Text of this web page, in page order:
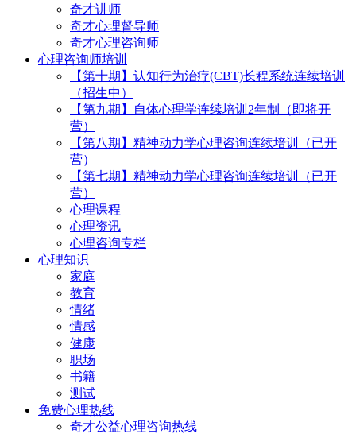
奇才讲师
奇才心理督导师
奇才心理咨询师
心理咨询师培训
【第十期】认知行为治疗(CBT)长程系统连续培训
（招生中）
【第九期】自体心理学连续培训2年制（即将开
营）
【第八期】精神动力学心理咨询连续培训（已开
营）
【第七期】精神动力学心理咨询连续培训（已开
营）
心理课程
心理资讯
心理咨询专栏
心理知识
家庭
教育
情绪
情感
健康
职场
书籍
测试
免费心理热线
奇才公益心理咨询热线